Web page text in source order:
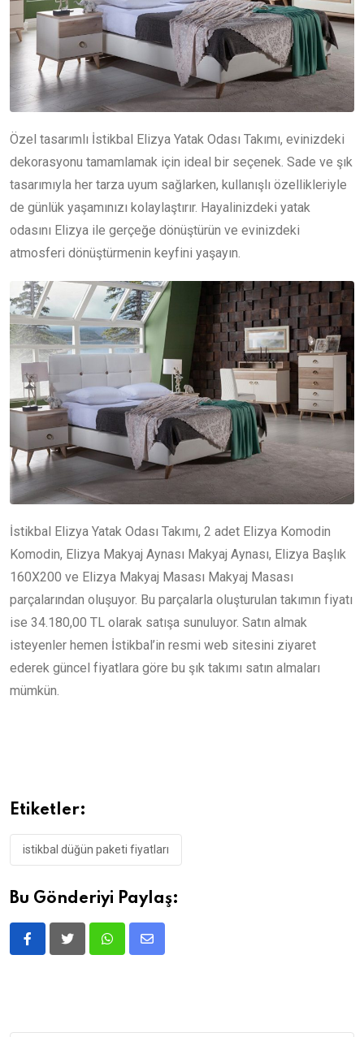
Özel tasarımlı İstikbal Elizya Yatak Odası Takımı, evinizdeki
dekorasyonu tamamlamak için ideal bir seçenek. Sade ve şık
tasarımıyla her tarza uyum sağlarken, kullanışlı özellikleriyle
de günlük yaşamınızı kolaylaştırır. Hayalinizdeki yatak
odasını Elizya ile gerçeğe dönüştürün ve evinizdeki
atmosferi dönüştürmenin keyfini yaşayın.
İstikbal Elizya Yatak Odası Takımı, 2 adet Elizya Komodin
Komodin, Elizya Makyaj Aynası Makyaj Aynası, Elizya Başlık
160X200 ve Elizya Makyaj Masası Makyaj Masası
parçalarından oluşuyor. Bu parçalarla oluşturulan takımın fiyatı
ise 34.180,00 TL olarak satışa sunuluyor. Satın almak
isteyenler hemen İstikbal’in resmi web sitesini ziyaret
ederek güncel fiyatlara göre bu şık takımı satın almaları
mümkün.
Etiketler:
istikbal düğün paketi fiyatları
Bu Gönderiyi Paylaş: